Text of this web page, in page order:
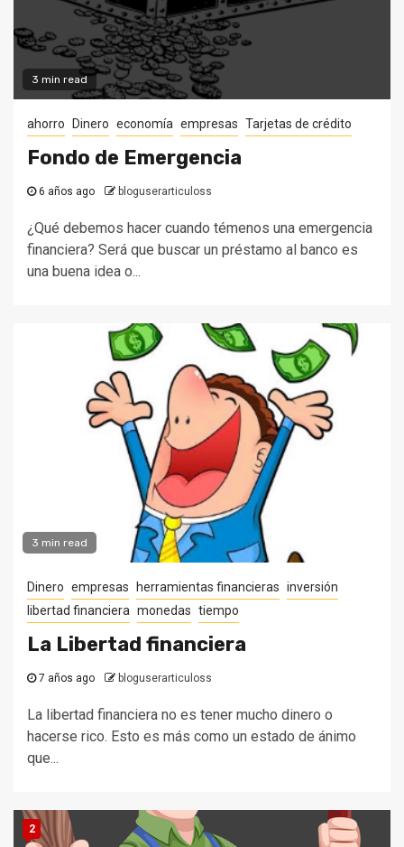
3 min read
ahorro Dinero economía empresas Tarjetas de crédito
Fondo de Emergencia
6 años ago bloguserarticuloss
¿Qué debemos hacer cuando témenos una emergencia
financiera? Será que buscar un préstamo al banco es
una buena idea o...
3 min read
Dinero empresas herramientas financieras inversión
libertad financiera monedas tiempo
La Libertad financiera
7 años ago bloguserarticuloss
La libertad financiera no es tener mucho dinero o
hacerse rico. Esto es más como un estado de ánimo
que...
2